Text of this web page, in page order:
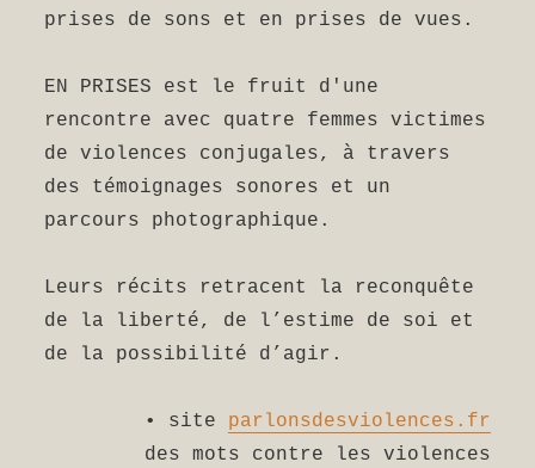
prises de sons et en prises de vues.
EN PRISES est le fruit d'une
rencontre avec quatre femmes victimes
de violences conjugales, à travers
des témoignages sonores et un
parcours photographique.
Leurs récits retracent la reconquête
de la liberté, de l’estime de soi et
de la possibilité d’agir.
• site parlonsdesviolences.fr
des mots contre les violences